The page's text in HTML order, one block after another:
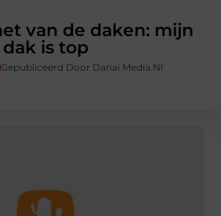
van de daken: mijn
dak is top
Gepubliceerd Door Danai Media.nl